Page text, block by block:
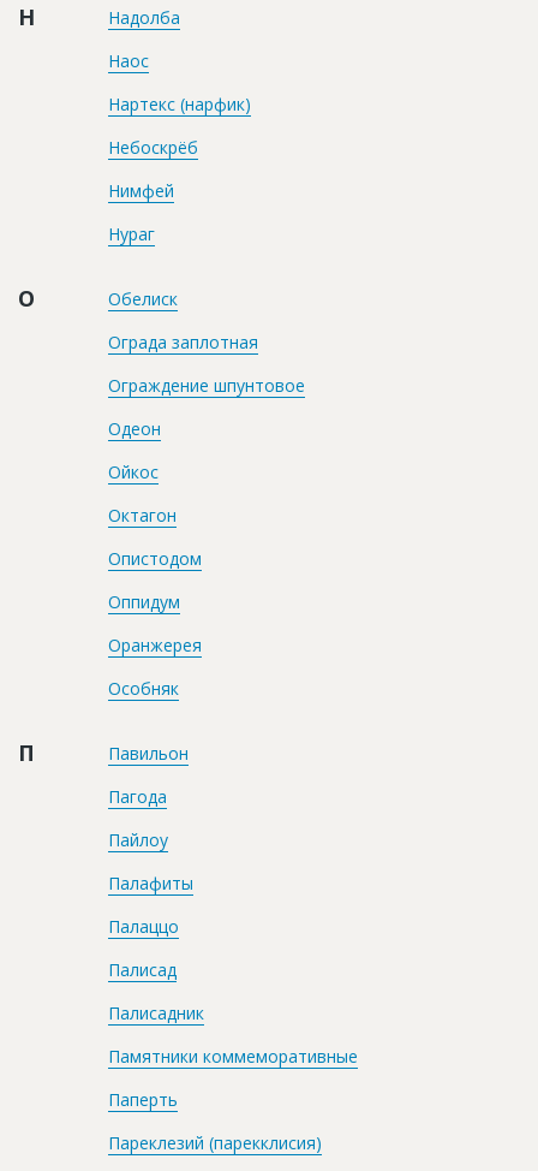
Н
Надолба
Наос
Нартекс (нарфик)
Небоскрёб
Нимфей
Нураг
О
Обелиск
Ограда заплотная
Ограждение шпунтовое
Одеон
Ойкос
Октагон
Опистодом
Оппидум
Оранжерея
Особняк
П
Павильон
Пагода
Пайлоу
Палафиты
Палаццо
Палисад
Палисадник
Памятники коммеморативные
Паперть
Пареклезий (парекклисия)